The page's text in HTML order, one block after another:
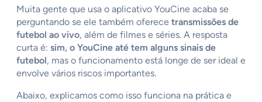
Muita gente que usa o aplicativo YouCine acaba se
perguntando se ele também oferece transmissões de
futebol ao vivo, além de filmes e séries. A resposta
curta é: sim, o YouCine até tem alguns sinais de
futebol, mas o funcionamento está longe de ser ideal e
envolve vários riscos importantes.
Abaixo, explicamos como isso funciona na prática e